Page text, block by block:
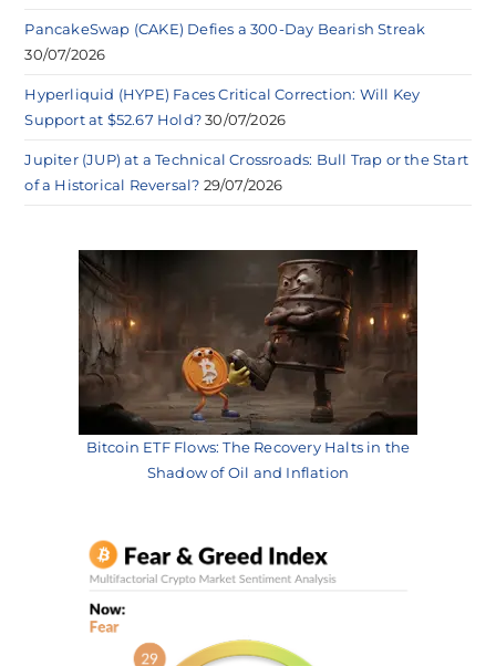
PancakeSwap (CAKE) Defies a 300-Day Bearish Streak
30/07/2026
Hyperliquid (HYPE) Faces Critical Correction: Will Key
Support at $52.67 Hold? 30/07/2026
Jupiter (JUP) at a Technical Crossroads: Bull Trap or the Start
of a Historical Reversal? 29/07/2026
Bitcoin ETF Flows: The Recovery Halts in the
Shadow of Oil and Inflation